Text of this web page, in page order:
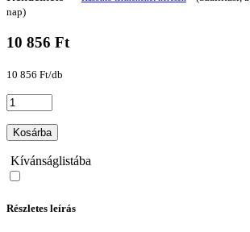
nap)
10 856 Ft
10 856 Ft/db
Kosárba
Kívánságlistába
Részletes leírás